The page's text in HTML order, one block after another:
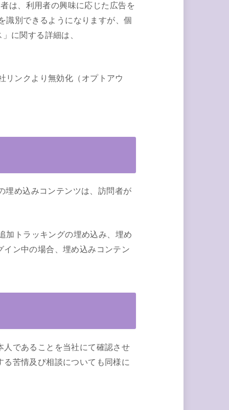
は、利用者の興味に応じた広告を
識別できるようになりますが、個
に関する詳細は、
リンクより無効化（オプトアウ
埋め込みコンテンツは、訪問者が
加トラッキングの埋め込み、埋め
ン中の場合、埋め込みコンテン
であることを当社にて確認させ
苦情及び相談についても同様に